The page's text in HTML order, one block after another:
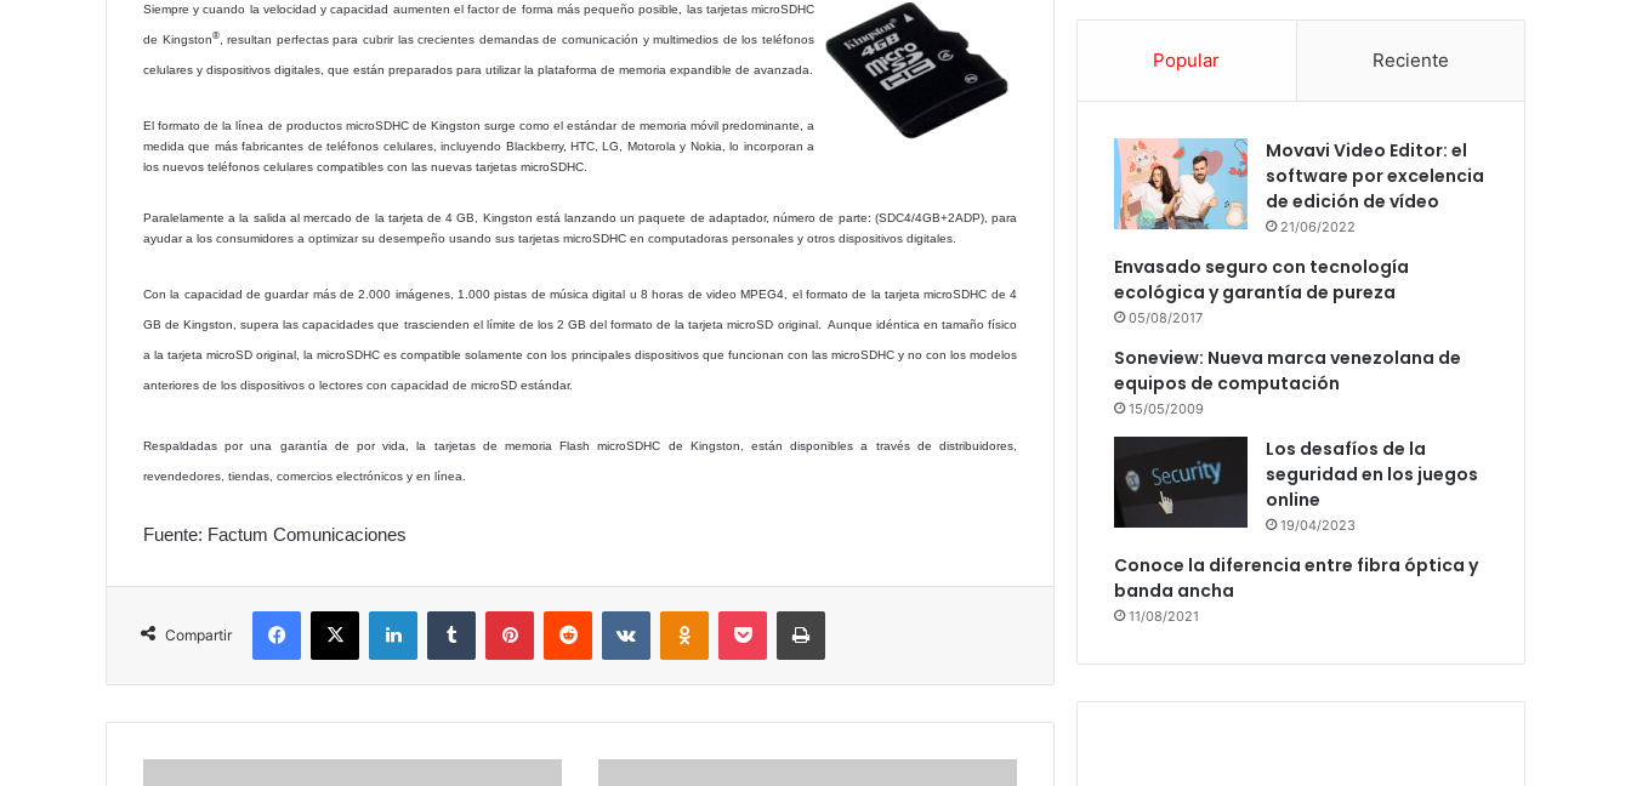
Siempre y cuando la velocidad y capacidad aumenten el factor de forma más pequeño posible, las tarjetas microSDHC
de Kingston®, resultan perfectas para cubrir las crecientes demandas de comunicación y multimedios de los teléfonos
celulares y dispositivos digitales, que están preparados para utilizar la plataforma de memoria expandible de avanzada.
El formato de la línea de productos microSDHC de Kingston surge como el estándar de memoria móvil predominante, a
medida que más fabricantes de teléfonos celulares, incluyendo Blackberry, HTC, LG, Motorola y Nokia, lo incorporan a
los nuevos teléfonos celulares compatibles con las nuevas tarjetas microSDHC.
Paralelamente a la salida al mercado de la tarjeta de 4 GB, Kingston está lanzando un paquete de adaptador, número de parte: (SDC4/4GB+2ADP), para
ayudar a los consumidores a optimizar su desempeño usando sus tarjetas microSDHC en computadoras personales y otros dispositivos digitales.
Con la capacidad de guardar más de 2.000 imágenes, 1.000 pistas de música digital u 8 horas de video MPEG4, el formato de la tarjeta microSDHC de 4
GB de Kingston, supera las capacidades que trascienden el límite de los 2 GB del formato de la tarjeta microSD original. Aunque idéntica en tamaño físico
a la tarjeta microSD original, la microSDHC es compatible solamente con los principales dispositivos que funcionan con las microSDHC y no con los modelos
anteriores de los dispositivos o lectores con capacidad de microSD estándar.
Respaldadas por una garantía de por vida, la tarjetas de memoria Flash microSDHC de Kingston, están disponibles a través de distribuidores,
revendedores, tiendas, comercios electrónicos y en línea.
Fuente: Factum Comunicaciones
Compartir
Facebook
X LinkedInTumblr PinterestReddit VKontakteOdnoklassniki
Pocket Imprimir
Popular Reciente
Movavi Video Editor: el
software por excelencia
de edición de vídeo
21/06/2022
Envasado seguro con tecnología
ecológica y garantía de pureza
05/08/2017
Soneview: Nueva marca venezolana de
equipos de computación
15/05/2009
Los desafíos de la
seguridad en los juegos
online
19/04/2023
Conoce la diferencia entre fibra óptica y
banda ancha
11/08/2021